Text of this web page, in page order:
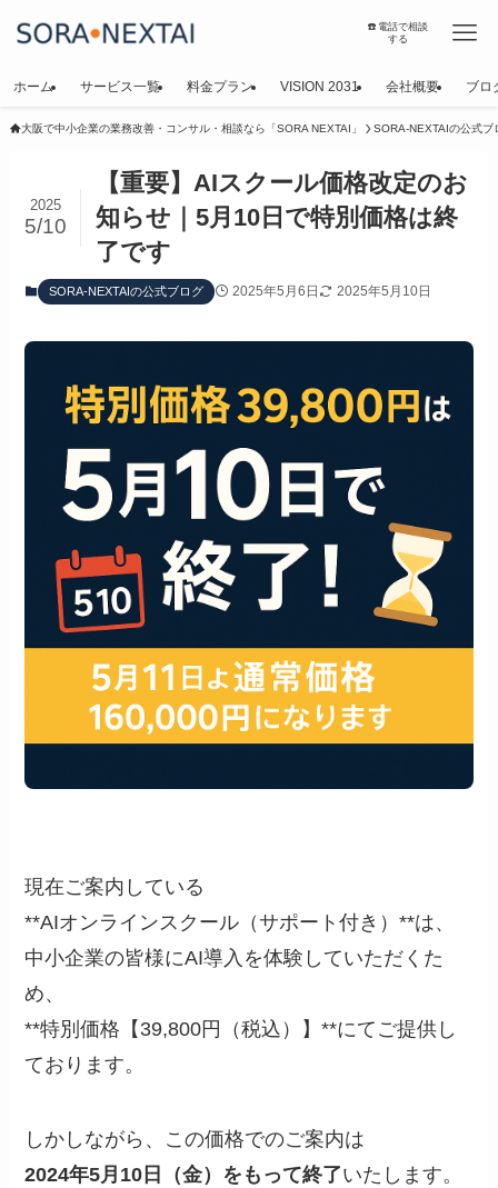
☎️電話で相談
する
ホーム サービス一覧 料金プラン VISION 2031 会社概要 ブロ
大阪で中小企業の業務改善・コンサル・相談なら「SORA NEXTAI」 SORA-NEXTAIの公式ブ
【重要】AIスクール価格改定のお
知らせ｜5月10日で特別価格は終
了です
2025
5/10
SORA-NEXTAIの公式ブログ 2025年5月6日 2025年5月10日
現在ご案内している
**AIオンラインスクール（サポート付き）**は、
中小企業の皆様にAI導入を体験していただくた
め、
**特別価格【39,800円（税込）】**にてご提供し
ております。
しかしながら、この価格でのご案内は
2024年5月10日（金）をもって終了いたします。